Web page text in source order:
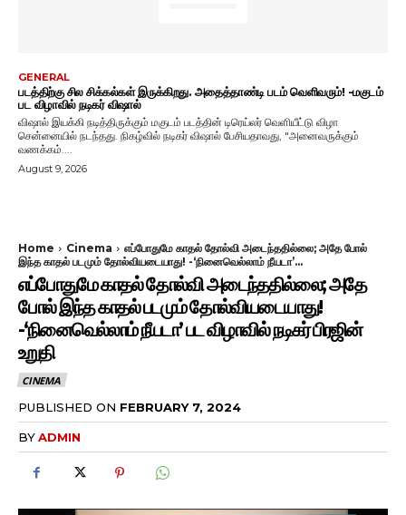
GENERAL
படத்திற்கு சில சிக்கல்கள் இருக்கிறது. அதைத்தாண்டி படம் வெளிவரும்! -மகுடம்
பட விழாவில் நடிகர் விஷால்
விஷால் இயக்கி நடித்திருக்கும் மகுடம் படத்தின் டிரெய்லர் வெளியீட்டு விழா
சென்னையில் நடந்தது. நிகழ்வில் நடிகர் விஷால் பேசியதாவது, "அனைவருக்கும்
வணக்கம்....
August 9, 2026